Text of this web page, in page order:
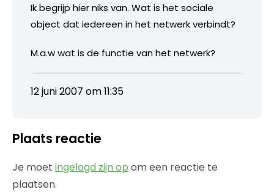
Ik begrijp hier niks van. Wat is het sociale
object dat iedereen in het netwerk verbindt?
M.a.w wat is de functie van het netwerk?
12 juni 2007 om 11:35
Plaats reactie
Je moet ingelogd zijn op om een reactie te
plaatsen.